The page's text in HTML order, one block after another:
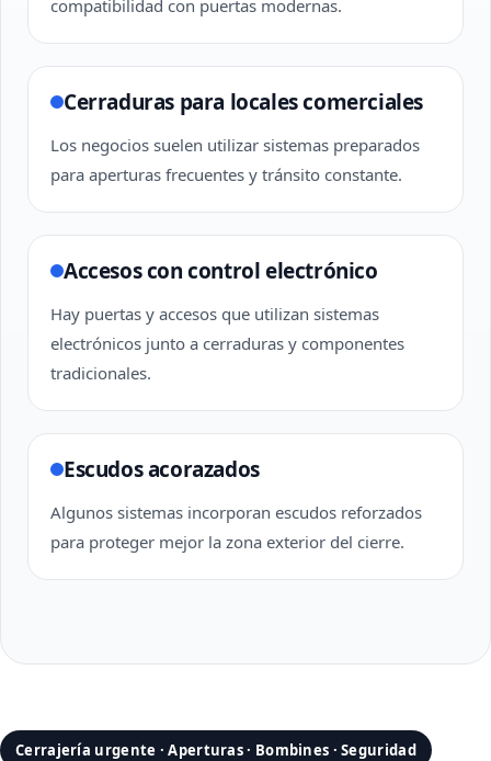
compatibilidad con puertas modernas.
Cerraduras para locales comerciales
Los negocios suelen utilizar sistemas preparados
para aperturas frecuentes y tránsito constante.
Accesos con control electrónico
Hay puertas y accesos que utilizan sistemas
electrónicos junto a cerraduras y componentes
tradicionales.
Escudos acorazados
Algunos sistemas incorporan escudos reforzados
para proteger mejor la zona exterior del cierre.
Cerrajería urgente · Aperturas · Bombines · Seguridad